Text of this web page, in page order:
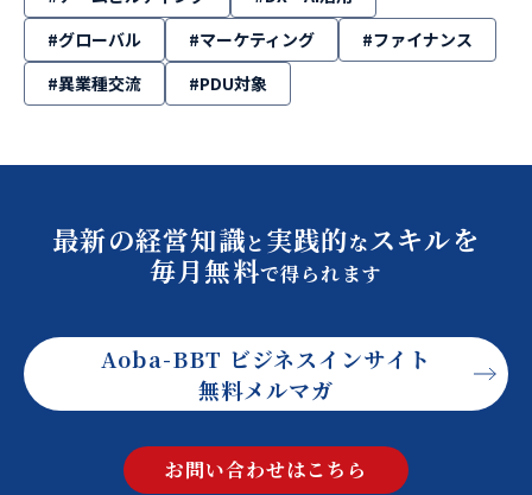
#グローバル
#マーケティング
#ファイナンス
#異業種交流
#PDU対象
最新の経営知識と 実践的なスキルを
毎月無料で得られます
Aoba-BBT ビジネスインサイト
無料メルマガ
お問い合わせはこちら